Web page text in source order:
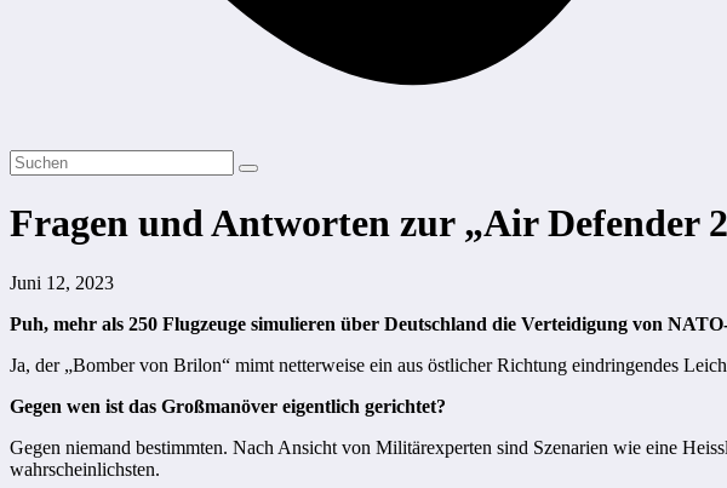
Fragen und Antworten zur „Air Defender
Juni 12, 2023
Puh, mehr als 250 Flugzeuge simulieren über Deutschland die Verteidigung von
Ja, der „Bomber von Brilon“ mimt netterweise ein aus östlicher Richtung eindringendes
Gegen wen ist das Großmanöver eigentlich gerichtet?
Gegen niemand bestimmten. Nach Ansicht von Militärexperten sind Szenarien wie eine
wahrscheinlichsten.